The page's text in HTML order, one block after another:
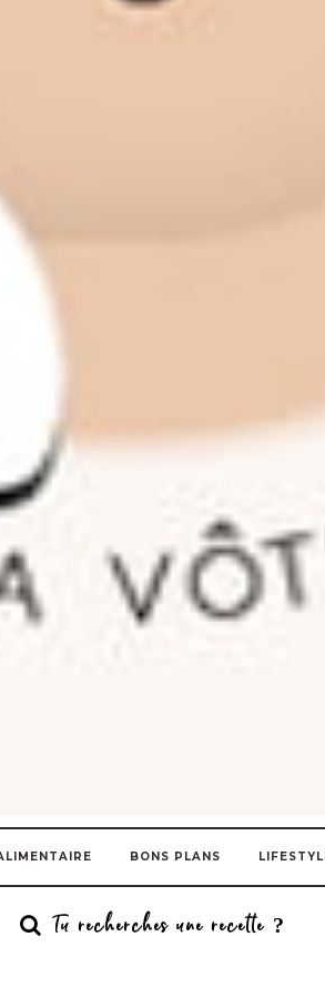
BONS PLANS